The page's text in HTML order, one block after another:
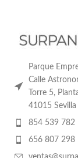
Parque
Calle
Torre 5,
41015 Sevilla
854 539 782
656 807 298